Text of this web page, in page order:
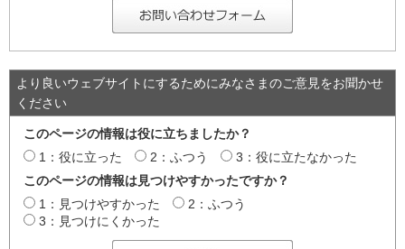
より良いウェブサイトにするためにみなさまのご意見をお聞かせ
ください
このページの情報は役に立ちましたか？
1：役に立った
2：ふつう
3：役に立たなかった
このページの情報は見つけやすかったですか？
1：見つけやすかった
2：ふつう
3：見つけにくかった